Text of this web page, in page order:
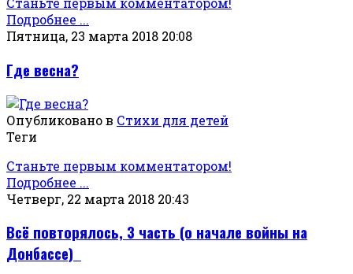
Подробнее ...
Пятница, 23 марта 2018 20:08
Где весна?
Опубликовано в Стихи для детей
Теги
Станьте первым комментатором!
Подробнее ...
Четверг, 22 марта 2018 20:43
Всё повторялось, 3 часть (о начале войны на
Донбассе)